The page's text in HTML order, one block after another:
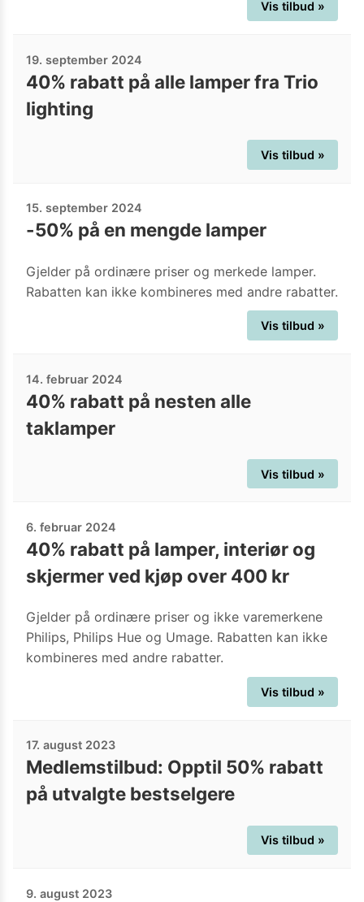
Vis tilbud »
19. september 2024
40% rabatt på alle lamper fra Trio
lighting
Vis tilbud »
15. september 2024
-50% på en mengde lamper
Gjelder på ordinære priser og merkede lamper.
Rabatten kan ikke kombineres med andre rabatter.
Vis tilbud »
14. februar 2024
40% rabatt på nesten alle
taklamper
Vis tilbud »
6. februar 2024
40% rabatt på lamper, interiør og
skjermer ved kjøp over 400 kr
Gjelder på ordinære priser og ikke varemerkene
Philips, Philips Hue og Umage. Rabatten kan ikke
kombineres med andre rabatter.
Vis tilbud »
17. august 2023
Medlemstilbud: Opptil 50% rabatt
på utvalgte bestselgere
Vis tilbud »
9. august 2023